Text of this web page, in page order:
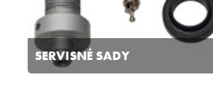
SERVISNÉ SADY